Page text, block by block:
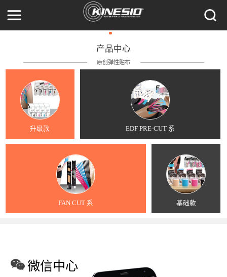
产品中心
原创弹性贴布
升级款 EDF PRE-CUT 系
FAN CUT 系 基础款
微信中心